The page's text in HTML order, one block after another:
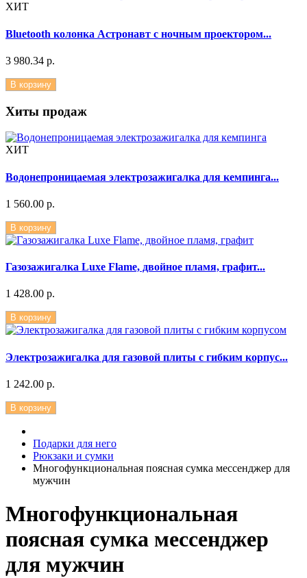
ХИТ
Bluetooth колонка Астронавт с ночным проектором...
3 980.34 р.
В корзину
Хиты продаж
ХИТ
Водонепроницаемая электрозажигалка для кемпинга...
1 560.00 р.
В корзину
Газозажигалка Luxe Flame, двойное пламя, графит...
1 428.00 р.
В корзину
Электрозажигалка для газовой плиты с гибким корпус...
1 242.00 р.
В корзину
Подарки для него
Рюкзаки и сумки
Многофункциональная поясная сумка мессенджер для
мужчин
Многофункциональная
поясная сумка мессенджер
для мужчин